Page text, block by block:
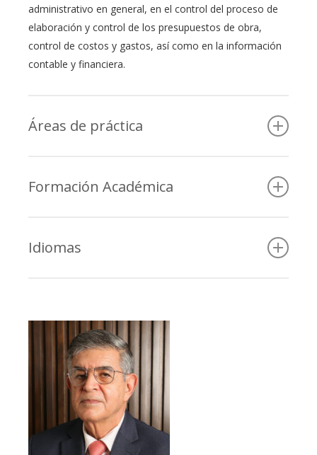
administrativo en general, en el control del proceso de
elaboración y control de los presupuestos de obra,
control de costos y gastos, así como en la información
contable y financiera.
Áreas de práctica
• Presupuestos
Formación Académica
Universidad de Sonora.
Idiomas